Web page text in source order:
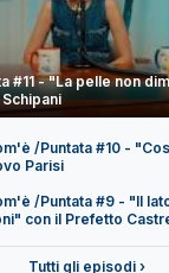
#11 - "La pelle non
/Puntata #10 -
Parisi
/Puntata #9 - "Il
con il Prefetto
Tutti gli episodi ›